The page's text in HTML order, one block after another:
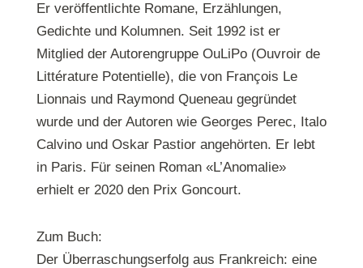
Er veröffentlichte Romane, Erzählungen,
Gedichte und Kolumnen. Seit 1992 ist er
Mitglied der Autorengruppe OuLiPo (Ouvroir de
Littérature Potentielle), die von François Le
Lionnais und Raymond Queneau gegründet
wurde und der Autoren wie Georges Perec, Italo
Calvino und Oskar Pastior angehörten. Er lebt
in Paris. Für seinen Roman «L’Anomalie»
erhielt er 2020 den Prix Goncourt.
Zum Buch:
Der Überraschungserfolg aus Frankreich: eine